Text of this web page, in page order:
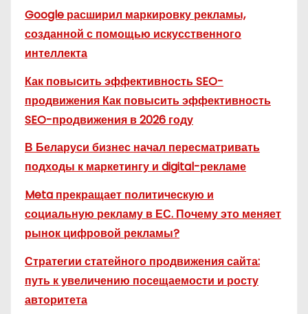
Google расширил маркировку рекламы,
созданной с помощью искусственного
интеллекта
Как повысить эффективность SEO-
продвижения Как повысить эффективность
SEO-продвижения в 2026 году
В Беларуси бизнес начал пересматривать
подходы к маркетингу и digital-рекламе
Meta прекращает политическую и
социальную рекламу в ЕС. Почему это меняет
рынок цифровой рекламы?
Стратегии статейного продвижения сайта:
путь к увеличению посещаемости и росту
авторитета